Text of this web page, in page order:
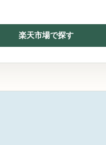
楽天市場で探す